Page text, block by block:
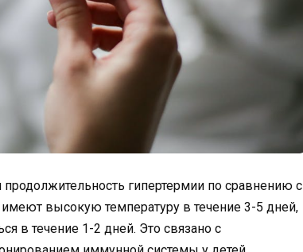
гипертермии по сравнению с
высокую температуру в течение 3-5 дней,
в течение 1-2 дней. Это связано с